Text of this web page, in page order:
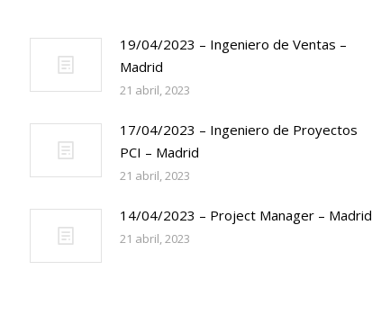
19/04/2023 – Ingeniero de Ventas –
Madrid
21 abril, 2023
17/04/2023 – Ingeniero de Proyectos
PCI – Madrid
21 abril, 2023
14/04/2023 – Project Manager – Madrid
21 abril, 2023